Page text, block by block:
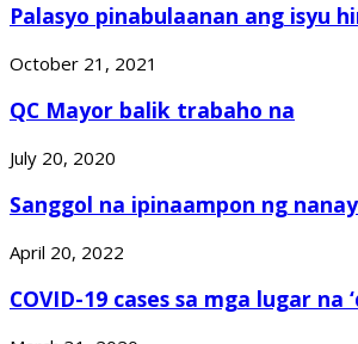
Palasyo pinabulaanan ang isyu
October 21, 2021
QC Mayor balik trabaho na
July 20, 2020
Sanggol na ipinaampon ng
April 20, 2022
COVID-19 cases sa mga lugar na